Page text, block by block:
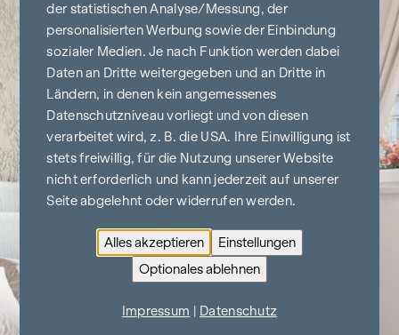
der statistischen Analyse/Messung, der
personalisierten Werbung sowie der Einbindung
sozialer Medien. Je nach Funktion werden dabei
Daten an Dritte weitergegeben und an Dritte in
Ländern, in denen kein angemessenes
Datenschutzniveau vorliegt und von diesen
verarbeitet wird, z. B. die USA. Ihre Einwilligung ist
stets freiwillig, für die Nutzung unserer Website
nicht erforderlich und kann jederzeit auf unserer
Seite abgelehnt oder widerrufen werden.
Alles akzeptieren
Einstellungen
Optionales ablehnen
Impressum Datenschutz